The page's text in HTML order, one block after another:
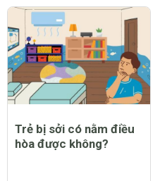
Trẻ bị sởi có nằm điều
hòa được không?